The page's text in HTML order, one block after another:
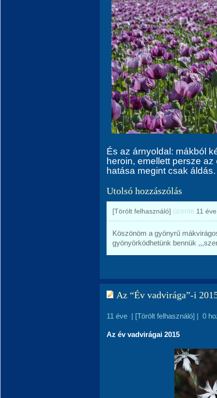
És az árnyoldal: mákból
heroin, emellett persze
hatása megint csak áldás.
Utolsó hozzászólás
[Törölt felhasználó] üzente 11 éve
Köszönöm a gyönyrű
gyönyörködhetünk bennük
Az “Év vadvirága”-i
11 éve | [Törölt felhasználó] | 0
Az év vadvirágai 2015